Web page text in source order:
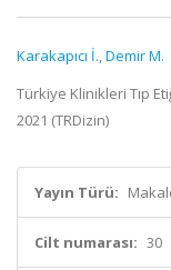
Karakapıcı İ.,Demir M.
Türkiye Klinikleri Tıp
2021 (TRDizin)
Yayın Türü:
Cilt numarası: 30